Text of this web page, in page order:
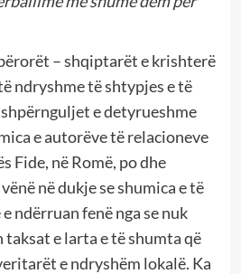
– shqiptarët e krishterë
ndryshme të shtypjes e të
e detyrueshme
e autorëve të relacioneve
Fide, në Romë, po dhe
në dukje se shumica e të
ndërruan fenë nga se nuk
e larta e të shumta që
e ndryshëm lokalë. Ka